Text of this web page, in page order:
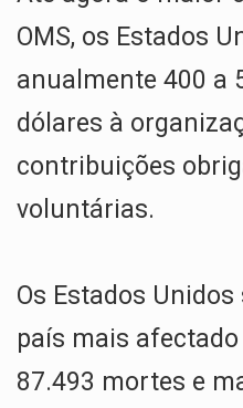
OMS, os Estados
anualmente 400 a
dólares à
contribuições
voluntárias.
Os Estados
país mais
87.493 mortes e